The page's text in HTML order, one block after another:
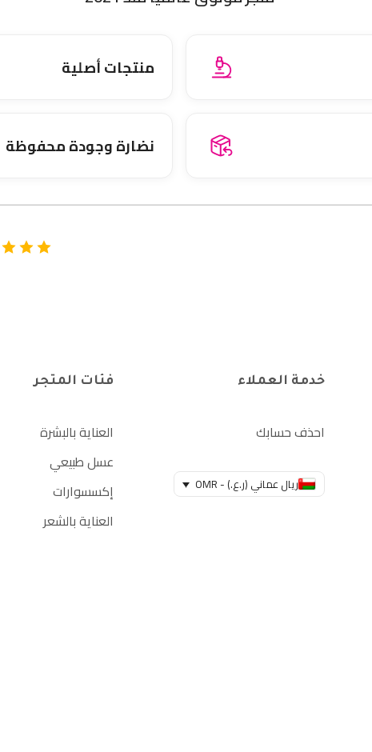
منتجات أصلية
نضارة وجودة محفوظة
خدمة العملاء
احذف حسابك
ريال عماني (ر.ع.) - OMR
فئات المتجر
العناية بالبشرة
عسل طبيعي
إكسسوارات
العناية بالشعر